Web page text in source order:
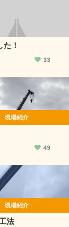
！
33
現場紹介
49
現場紹介
法